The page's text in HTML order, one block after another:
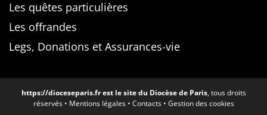
Les quêtes particulières
Les offrandes
Legs, Donations et Assurances-vie
https://dioceseparis.frest le site du Diocèse de Paris, tous droits
réservés • Mentions légales• Contacts• Gestion des cookies